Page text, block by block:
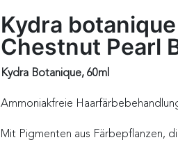
Kydra
Chestnut Pearl
Kydra Botanique, 60ml
Ammoniakfreie
Mit Pigmenten aus Färbepflanzen,